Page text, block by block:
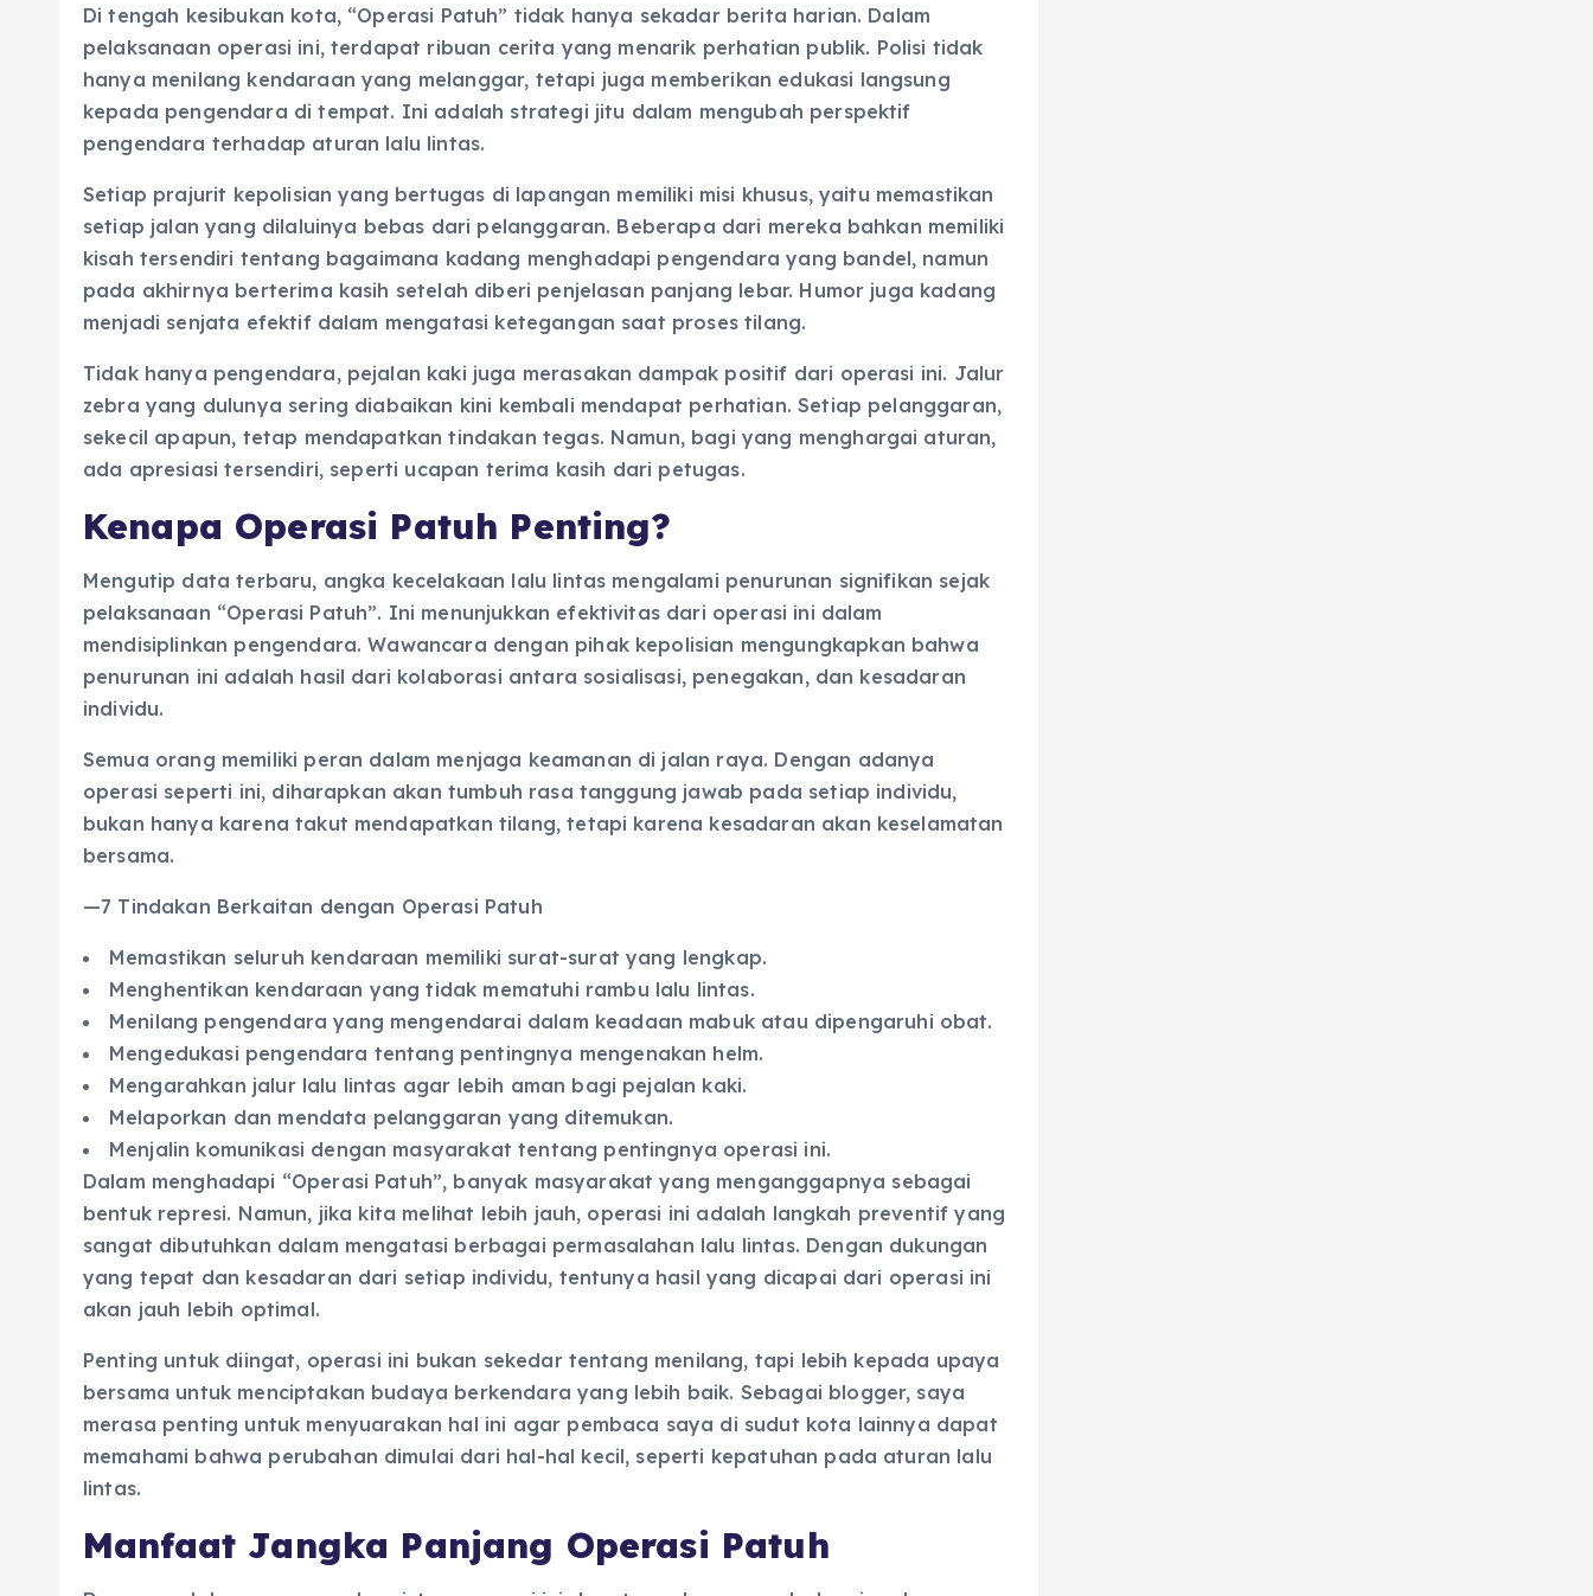
Di tengah kesibukan kota, “Operasi Patuh” tidak hanya sekadar berita harian. Dalam
pelaksanaan operasi ini, terdapat ribuan cerita yang menarik perhatian publik. Polisi tidak
hanya menilang kendaraan yang melanggar, tetapi juga memberikan edukasi langsung
kepada pengendara di tempat. Ini adalah strategi jitu dalam mengubah perspektif
pengendara terhadap aturan lalu lintas.
Setiap prajurit kepolisian yang bertugas di lapangan memiliki misi khusus, yaitu memastikan
setiap jalan yang dilaluinya bebas dari pelanggaran. Beberapa dari mereka bahkan memiliki
kisah tersendiri tentang bagaimana kadang menghadapi pengendara yang bandel, namun
pada akhirnya berterima kasih setelah diberi penjelasan panjang lebar. Humor juga kadang
menjadi senjata efektif dalam mengatasi ketegangan saat proses tilang.
Tidak hanya pengendara, pejalan kaki juga merasakan dampak positif dari operasi ini. Jalur
zebra yang dulunya sering diabaikan kini kembali mendapat perhatian. Setiap pelanggaran,
sekecil apapun, tetap mendapatkan tindakan tegas. Namun, bagi yang menghargai aturan,
ada apresiasi tersendiri, seperti ucapan terima kasih dari petugas.
Kenapa Operasi Patuh Penting?
Mengutip data terbaru, angka kecelakaan lalu lintas mengalami penurunan signifikan sejak
pelaksanaan “Operasi Patuh”. Ini menunjukkan efektivitas dari operasi ini dalam
mendisiplinkan pengendara. Wawancara dengan pihak kepolisian mengungkapkan bahwa
penurunan ini adalah hasil dari kolaborasi antara sosialisasi, penegakan, dan kesadaran
individu.
Semua orang memiliki peran dalam menjaga keamanan di jalan raya. Dengan adanya
operasi seperti ini, diharapkan akan tumbuh rasa tanggung jawab pada setiap individu,
bukan hanya karena takut mendapatkan tilang, tetapi karena kesadaran akan keselamatan
bersama.
—7 Tindakan Berkaitan dengan Operasi Patuh
Memastikan seluruh kendaraan memiliki surat-surat yang lengkap.
Menghentikan kendaraan yang tidak mematuhi rambu lalu lintas.
Menilang pengendara yang mengendarai dalam keadaan mabuk atau dipengaruhi obat.
Mengedukasi pengendara tentang pentingnya mengenakan helm.
Mengarahkan jalur lalu lintas agar lebih aman bagi pejalan kaki.
Melaporkan dan mendata pelanggaran yang ditemukan.
Menjalin komunikasi dengan masyarakat tentang pentingnya operasi ini.
Dalam menghadapi “Operasi Patuh”, banyak masyarakat yang menganggapnya sebagai
bentuk represi. Namun, jika kita melihat lebih jauh, operasi ini adalah langkah preventif yang
sangat dibutuhkan dalam mengatasi berbagai permasalahan lalu lintas. Dengan dukungan
yang tepat dan kesadaran dari setiap individu, tentunya hasil yang dicapai dari operasi ini
akan jauh lebih optimal.
Penting untuk diingat, operasi ini bukan sekedar tentang menilang, tapi lebih kepada upaya
bersama untuk menciptakan budaya berkendara yang lebih baik. Sebagai blogger, saya
merasa penting untuk menyuarakan hal ini agar pembaca saya di sudut kota lainnya dapat
memahami bahwa perubahan dimulai dari hal-hal kecil, seperti kepatuhan pada aturan lalu
lintas.
Manfaat Jangka Panjang Operasi Patuh